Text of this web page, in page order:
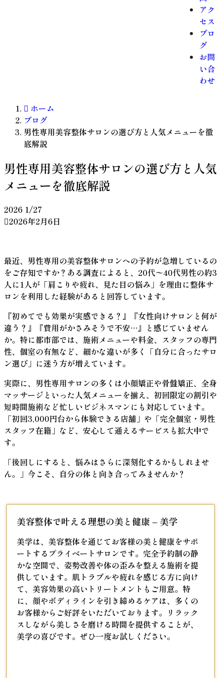
アク
セス
ブロ
グ
お問
い合
わせ
ホーム
ブログ
男性専用美容整体サロンの選び方と人気メニューを徹
底解説
男性専用美容整体サロンの選び方と人気
メニューを徹底解説
2026 1/27
2026年2月6日
最近、男性専用の美容整体サロンへの予約が急増しているの
をご存知ですか？ある調査によると、20代〜40代男性の約3
人に1人が「肩こりや疲れ、見た目の悩み」を理由に整体サ
ロンを利用した経験があると回答しています。
『初めてでも効果が実感できる？』『女性向けサロンと何が
違う？』『費用がかさみそうで不安…』と感じていません
か。特に都市部では、施術メニューや料金、スタッフの専門
性、個室の有無など、細かな違いが多く「自分に合ったサロ
ン選び」に迷う方が増えています。
実際に、男性専用サロンの多くは小顔矯正や骨盤矯正、全身
マッサージといった人気メニューを揃え、初回限定の割引や
短時間施術など忙しいビジネスマンにも対応しています。
「初回3,000円台から体験できる店舗」や「完全個室・男性
スタッフ在籍」など、安心して通えるサービス も拡大中で
す。
「後回しにすると、悩みはさらに深刻化するかもしれませ
ん。」今こそ、自分の体と向き合ってみませんか？
美容整体で叶える理想の美と健康 – 美学
美学は、美容整体を通じてお客様の美と健康をサポ
ートするプライベートサロンです。完全予約制の静
かな空間で、姿勢改善や体の歪みを整える施術を提
供しています。肌トラブルや疲れを感じる方に向け
て、美容効果の高いトリートメントもご用意。特
に、顔やボディラインを引き締めるケアは、多くの
お客様からご好評をいただいております。リラック
スしながら美しさを磨ける時間を提供することが、
美学の喜びです。ぜひ一度お試しください。